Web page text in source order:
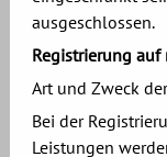
ausgeschlossen.
Registrierung auf
Art und Zweck
Bei der
Leistungen